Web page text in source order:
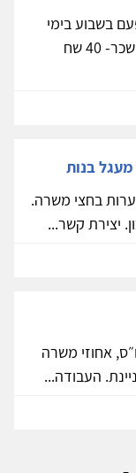
בשבוע בימי
ראשון בצהריים בין השעות 14:00-19:00. שכר- 40 שח
מעגל בנות
בחצי משרה.
יצירת קשר...
אחוזי משרה
העבודה...